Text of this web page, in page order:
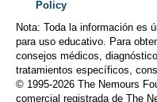
Policy
Nota: Toda la información es
para uso educativo. Para
consejos médicos,
tratamientos específicos,
© 1995-2026 The Nemours
comercial registrada de The